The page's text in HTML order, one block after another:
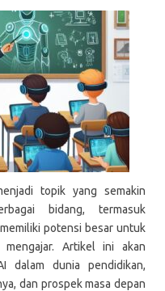
topik yang semakin
bidang, termasuk
potensi besar untuk
Artikel ini akan
dalam dunia pendidikan,
dan prospek masa depan